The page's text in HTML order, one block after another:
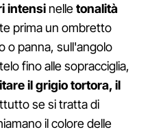
intensi nelletonalità
prima un ombretto
o panna, sull'angolo
fino alle sopracciglia,
il grigio tortora, il
se si tratta di
il colore delle